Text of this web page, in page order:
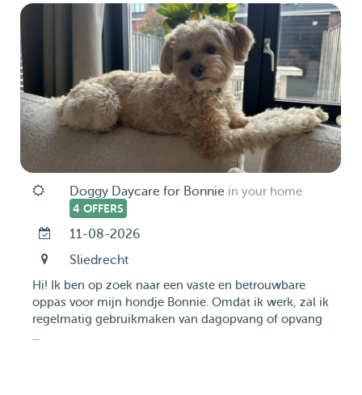
Doggy Daycare for Bonnie in your home
4 OFFERS
11-08-2026
Sliedrecht
Hi! Ik ben op zoek naar een vaste en betrouwbare
oppas voor mijn hondje Bonnie. Omdat ik werk, zal ik
regelmatig gebruikmaken van dagopvang of opvang
...